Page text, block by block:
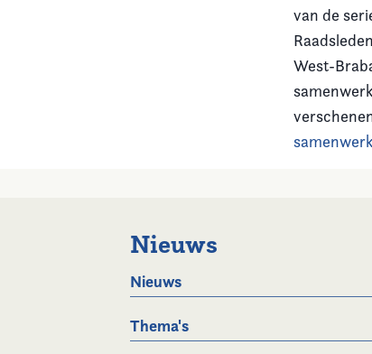
van de
West-
Nieuws
Nieuws
Thema's